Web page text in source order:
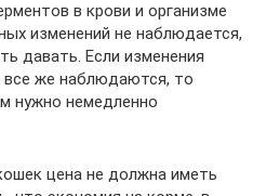
в крови и организме
изменений не наблюдается,
давать. Если изменения
все же наблюдаются, то
нужно немедленно
цена не должна иметь